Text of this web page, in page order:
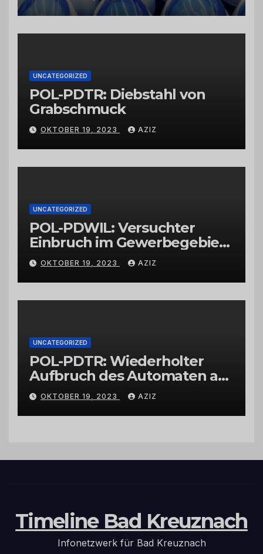
Schwarzkümmelöl von
vertrauenswürdigen
Großhändlern und Anbietern
UNCATEGORIZED
POL-PDTR: Diebstahl von
Grabschmuck
OKTOBER 19, 2023 AZIZ
UNCATEGORIZED
POL-PDWIL: Versuchter
Einbruch im Gewerbegebiet
Wittlich
OKTOBER 19, 2023 AZIZ
UNCATEGORIZED
POL-PDTR: Wiederholter
Aufbruch des Automaten am
Wohnmobilstellplatz in
Hermeskeil am Labachweg
OKTOBER 19, 2023 AZIZ
Timeline Bad Kreuznach
Infonetzwerk für Bad Kreuznach